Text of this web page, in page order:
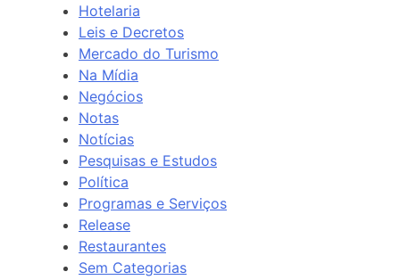
Hotelaria
Leis e Decretos
Mercado do Turismo
Na Mídia
Negócios
Notas
Notícias
Pesquisas e Estudos
Política
Programas e Serviços
Release
Restaurantes
Sem Categorias